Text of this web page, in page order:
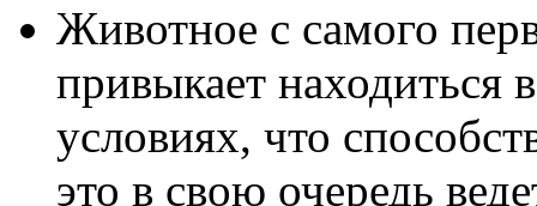
Животное с самого
привыкает находиться
условиях, что
это в свою очередь